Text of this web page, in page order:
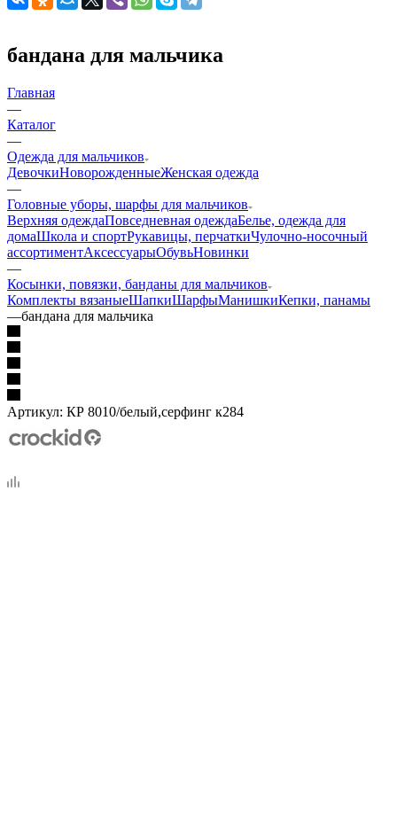
бандана для мальчика
Главная
—
Каталог
—
Одежда для мальчиков
ДевочкиНоворожденныеЖенская одежда
—
Головные уборы, шарфы для мальчиков
Верхняя одеждаПовседневная одеждаБелье, одежда для
домаШкола и спортРукавицы, перчаткиЧулочно-носочный
ассортиментАксессуарыОбувьНовинки
—
Косынки, повязки, банданы для мальчиков
Комплекты вязаныеШапкиШарфыМанишкиКепки, панамы
—бандана для мальчика
Артикул: КР 8010/белый,серфинг к284